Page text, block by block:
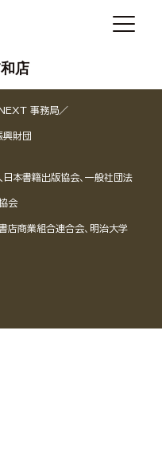
店
事務局／
興財団
日本書籍出版協会、一般社団法
会
店商業組合連合会、明治大学